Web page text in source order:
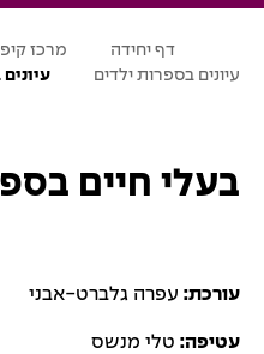
ו
ת
דף יחידה
מרכז
עיונים בספרות ילדים
עיונים
בעלי חיים
עורכת: עפרה גלברט-אבני
עטיפה: טלי מנשס